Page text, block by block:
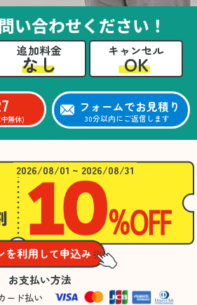
い合わせください！
追加料金
なし
キャンセル
OK
無休)
フォームでお見積り
30分以内にご返信します
2026/08/01 ~ 2026/08/31
お支払い方法
ード払い